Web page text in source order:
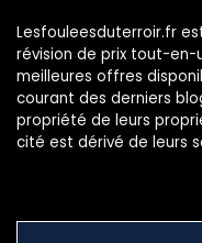
Lesfouleesduterroir.fr
révision de prix tout-en-
meilleures offres
courant des derniers
propriété de leurs
cité est dérivé de leurs